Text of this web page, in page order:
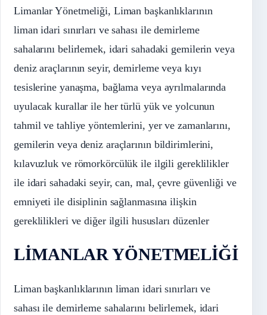
Limanlar Yönetmeliği, Liman başkanlıklarının
liman idari sınırları ve sahası ile demirleme
sahalarını belirlemek, idari sahadaki gemilerin veya
deniz araçlarının seyir, demirleme veya kıyı
tesislerine yanaşma, bağlama veya ayrılmalarında
uyulacak kurallar ile her türlü yük ve yolcunun
tahmil ve tahliye yöntemlerini, yer ve zamanlarını,
gemilerin veya deniz araçlarının bildirimlerini,
kılavuzluk ve römorkörcülük ile ilgili gereklilikler
ile idari sahadaki seyir, can, mal, çevre güvenliği ve
emniyeti ile disiplinin sağlanmasına ilişkin
gereklilikleri ve diğer ilgili hususları düzenler
LİMANLAR YÖNETMELİĞİ
Liman başkanlıklarının liman idari sınırları ve
sahası ile demirleme sahalarını belirlemek, idari